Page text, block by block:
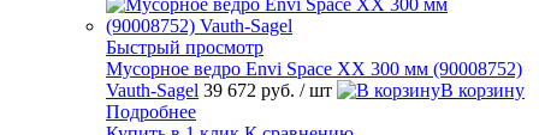
Быстрый просмотр
Мусорное ведро Envi Space XX 300 мм (90008752)
Vauth-Sagel 39 672 руб. / шт
В корзину
Подробнее